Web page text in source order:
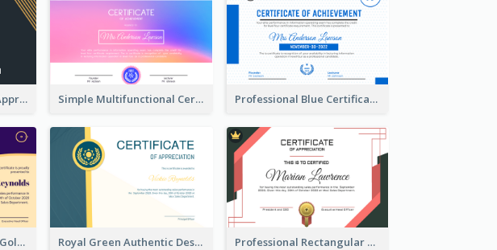
Blue And Gold Badge Appreciation Certificate Simple Multifunctional Certificate Design Ideas Professional Blue Certificate Design Template Idea
Best Royal Purple With Gold Ribbon Certificate Design Royal Green Authentic Design Certificate For Appreciation Professional Rectangular Border Certificate Design Ideas